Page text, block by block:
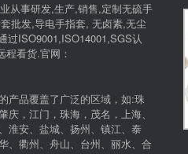
从事研发,生产,销售,定制无硫手
批发,导电手指套, 无卤素,无尘
过ISO9001,ISO14001,SGS认
看货.官网：
产品覆盖了广泛的区域，如:珠
，江门，珠海，茂名，上海、
淮安、盐城、扬州、镇江、泰
、衢州、舟山、台州、丽水、合